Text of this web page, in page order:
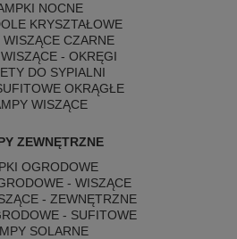
NOCNE
KRYSZTAŁOWE
WISZĄCE CZARNE
- OKRĘGI
DO SYPIALNI
OKRĄGŁE
WISZĄCE
ZEWNĘTRZNE
OGRODOWE
- WISZĄCE
- ZEWNĘTRZNE
- SUFITOWE
SOLARNE